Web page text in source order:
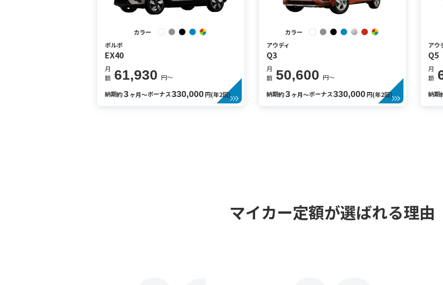
カラー
ボルボ
EX40
月
額 61,930 円〜
納期約3ヶ月〜ボーナス330,000円(年2回)
カラー
アウディ
Q3
月
額 50,600 円〜
納期約3ヶ月〜ボーナス330,000円(年2回)
アウ
Q5
月
額
納期
マイカー定額が選ばれる理由